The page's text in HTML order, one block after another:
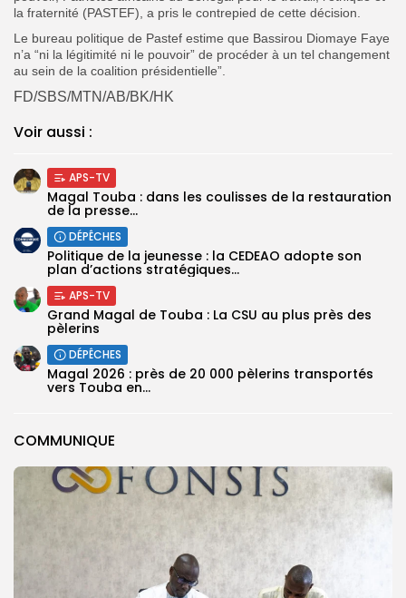
COMMUNIQUE
la fraternité (PASTEF), a pris le contrepied de cette décision.
Le bureau politique de Pastef estime que Bassirou Diomaye Faye
n’a “ni la légitimité ni le pouvoir” de procéder à un tel changement
au sein de la coalition présidentielle”.
FD/SBS/MTN/AB/BK/HK
Voir aussi :
APS-TV
Magal Touba : dans les coulisses de la restauration
de la presse...
DÉPÊCHES
Politique de la jeunesse : la CEDEAO adopte son
plan d’actions stratégiques...
APS-TV
Grand Magal de Touba : La CSU au plus près des
pèlerins
DÉPÊCHES
Magal 2026 : près de 20 000 pèlerins transportés
vers Touba en...